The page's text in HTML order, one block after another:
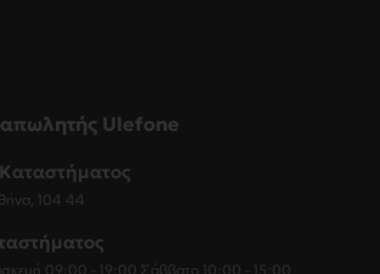
Ulefone
104 44
09:00 - 19:00 Σάββατο 10:00 - 15:00